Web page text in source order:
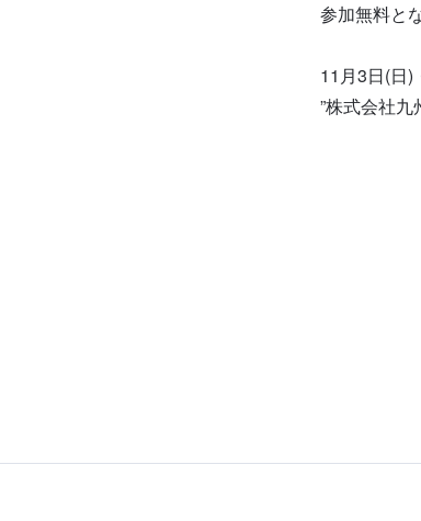
参加無料と
11月3日(日)
”株式会社九